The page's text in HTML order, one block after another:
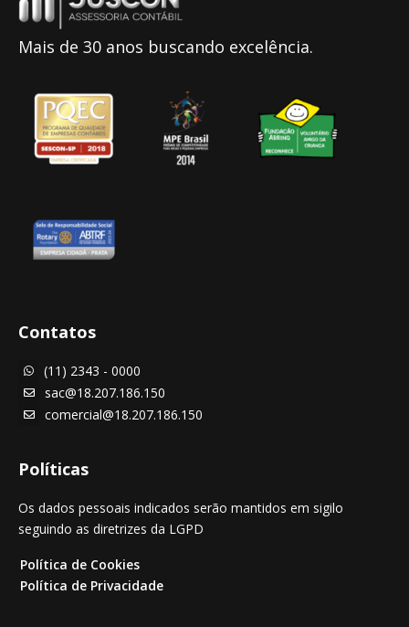
Mais de 30 anos buscando excelência.
Contatos
 (11) 2343 - 0000
 sac@18.207.186.150
 comercial@18.207.186.150
Políticas
Os dados pessoais indicados serão mantidos em sigilo
seguindo as diretrizes da LGPD
Política de Cookies
Política de Privacidade